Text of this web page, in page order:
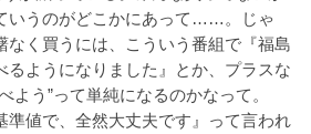
いうのがどこかにあって……。じゃ
なく買うには、こういう番組で『福島
るようになりました』とか、プラスな
よう”って単純になるのかなって。
準値で、全然大丈夫です』って言われ